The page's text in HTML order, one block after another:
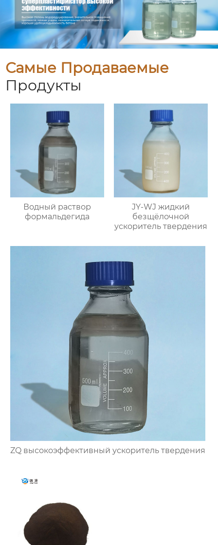
Самые Продаваемые
Продукты
Водный раствор
формальдегида
JY-WJ жидкий
безщёлочной
ускоритель твердения
ZQ высокоэффективный ускоритель твердения